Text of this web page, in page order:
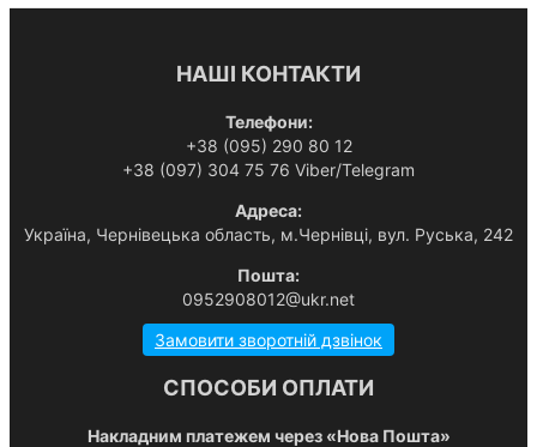
НАШІ КОНТАКТИ
Телефони:
+38 (095) 290 80 12
+38 (097) 304 75 76 Viber/Telegram
Адреса:
Українa, Чернівецька область, м.Чернівці, вул. Руська, 242
Пошта:
0952908012@ukr.net
Замовити зворотній дзвінок
СПОСОБИ ОПЛАТИ
Накладним платежем через «Нова Пошта»